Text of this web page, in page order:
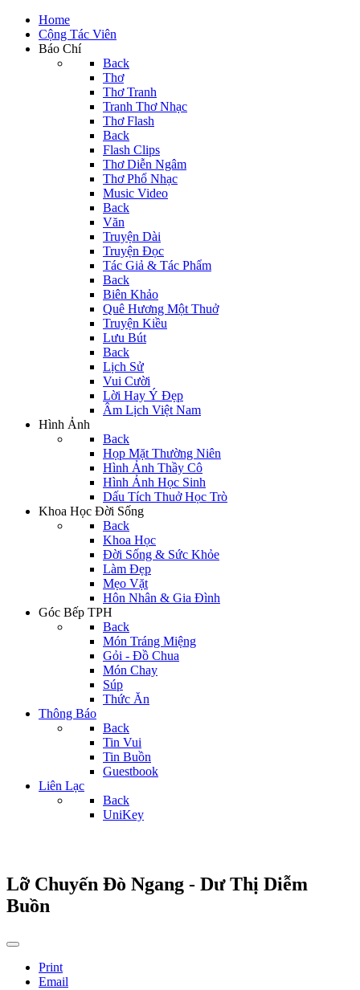
Home
Cộng Tác Viên
Báo Chí
Back
Thơ
Thơ Tranh
Tranh Thơ Nhạc
Thơ Flash
Back
Flash Clips
Thơ Diễn Ngâm
Thơ Phổ Nhạc
Music Video
Back
Văn
Truyện Dài
Truyện Đọc
Tác Giả & Tác Phẩm
Back
Biên Khảo
Quê Hương Một Thuở
Truyện Kiều
Lưu Bút
Back
Lịch Sử
Vui Cười
Lời Hay Ý Đẹp
Âm Lịch Việt Nam
Hình Ảnh
Back
Họp Mặt Thường Niên
Hình Ảnh Thầy Cô
Hình Ảnh Học Sinh
Dấu Tích Thuở Học Trò
Khoa Học Đời Sống
Back
Khoa Học
Đời Sống & Sức Khỏe
Làm Đẹp
Mẹo Vặt
Hôn Nhân & Gia Đình
Góc Bếp TPH
Back
Món Tráng Miệng
Gỏi - Đồ Chua
Món Chay
Súp
Thức Ăn
Thông Báo
Back
Tin Vui
Tin Buồn
Guestbook
Liên Lạc
Back
UniKey
Lỡ Chuyến Đò Ngang - Dư Thị Diễm
Buồn
Print
Email